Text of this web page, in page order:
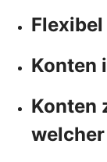
Konten
Konten